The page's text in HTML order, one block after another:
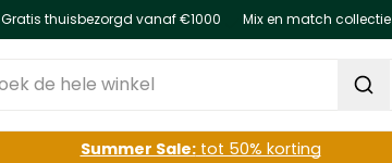
Gratis thuisbezorgd vanaf €1000 Mix en match collectie
Summer Sale:tot 50% korting